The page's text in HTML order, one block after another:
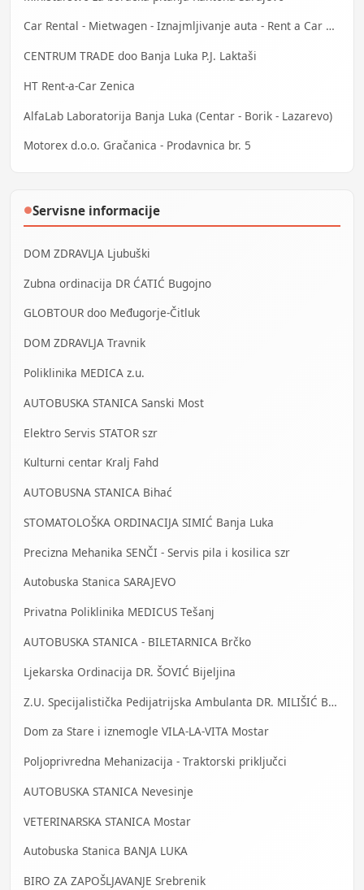
Car Rental - Mietwagen - Iznajmljivanje auta - Rent a Car Bihać
CENTRUM TRADE doo Banja Luka P.J. Laktaši
HT Rent-a-Car Zenica
AlfaLab Laboratorija Banja Luka (Centar - Borik - Lazarevo)
Motorex d.o.o. Gračanica - Prodavnica br. 5
●Servisne informacije
DOM ZDRAVLJA Ljubuški
Zubna ordinacija DR ĆATIĆ Bugojno
GLOBTOUR doo Međugorje-Čitluk
DOM ZDRAVLJA Travnik
Poliklinika MEDICA z.u.
AUTOBUSKA STANICA Sanski Most
Elektro Servis STATOR szr
Kulturni centar Kralj Fahd
AUTOBUSNA STANICA Bihać
STOMATOLOŠKA ORDINACIJA SIMIĆ Banja Luka
Precizna Mehanika SENČI - Servis pila i kosilica szr
Autobuska Stanica SARAJEVO
Privatna Poliklinika MEDICUS Tešanj
AUTOBUSKA STANICA - BILETARNICA Brčko
Ljekarska Ordinacija DR. ŠOVIĆ Bijeljina
Z.U. Specijalistička Pedijatrijska Ambulanta DR. MILIŠIĆ Banja Luka
Dom za Stare i iznemogle VILA-LA-VITA Mostar
Poljoprivredna Mehanizacija - Traktorski priključci
AUTOBUSKA STANICA Nevesinje
VETERINARSKA STANICA Mostar
Autobuska Stanica BANJA LUKA
BIRO ZA ZAPOŠLJAVANJE Srebrenik